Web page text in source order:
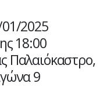
2025
18:00
Παλαιόκαστρο,
9